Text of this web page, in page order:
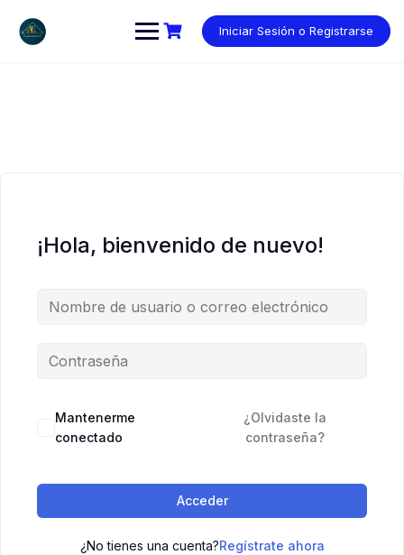
contenido
Iniciar Sesión o Registrarse
¡Hola, bienvenido de nuevo!
Mantenerme
conectado
¿Olvidaste la
contraseña?
Acceder
¿No tienes una cuenta?Regístrate ahora